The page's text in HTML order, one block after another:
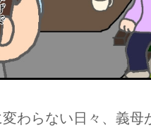
わらない日々、義母